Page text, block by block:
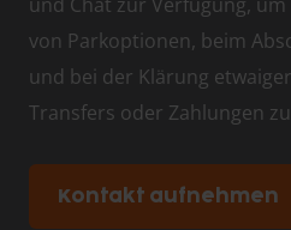
von Parkoptionen, beim
und bei der Klärung
Transfers oder Zahlungen
Kontakt aufnehmen